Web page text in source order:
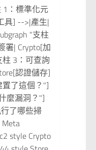
1：標準化元
具] -->|產生|
"支柱
署| Crypto[加
柱 3：可查詢
認證儲存]
了這個？"]
麼漏洞？"]
了哪些掃
style Crypto